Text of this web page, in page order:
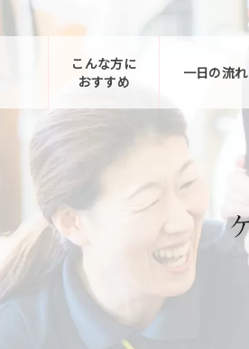
こんな方に
おすすめ
一日の流れ
お問い合わせ